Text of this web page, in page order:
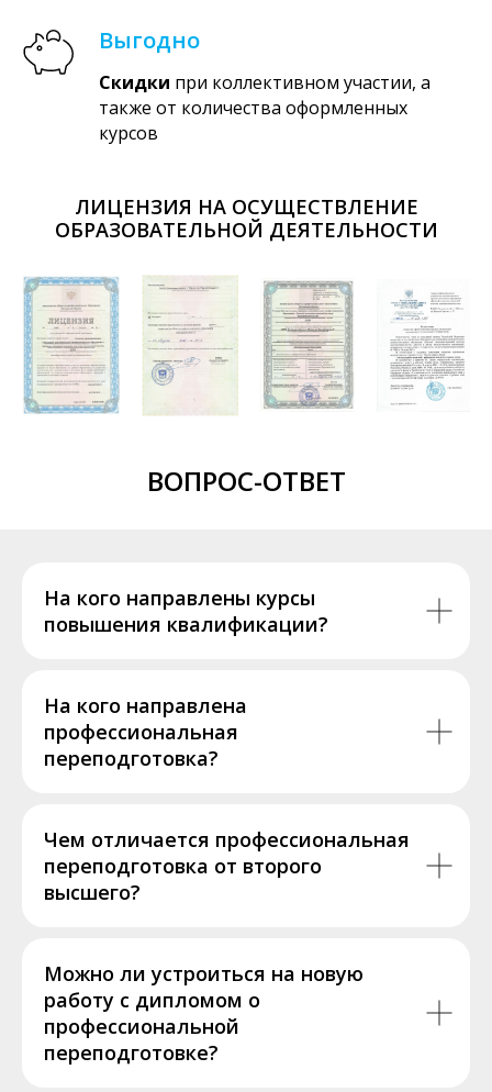
Выгодно
Скидки при коллективном участии, а
также от количества оформленных
курсов
ЛИЦЕНЗИЯ НА ОСУЩЕСТВЛЕНИЕ
ОБРАЗОВАТЕЛЬНОЙ ДЕЯТЕЛЬНОСТИ
ВОПРОС-ОТВЕТ
На кого направлены курсы
повышения квалификации?
На кого направлена
профессиональная
переподготовка?
Чем отличается профессиональная
переподготовка от второго
высшего?
Можно ли устроиться на новую
работу с дипломом о
профессиональной
переподготовке?